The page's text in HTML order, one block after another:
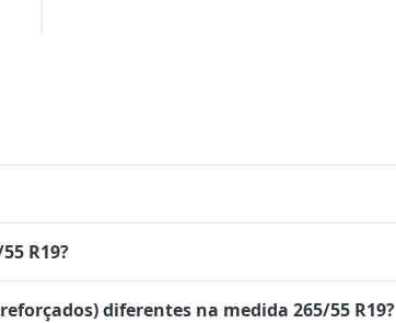
R19?
diferentes na medida 265/55 R19?